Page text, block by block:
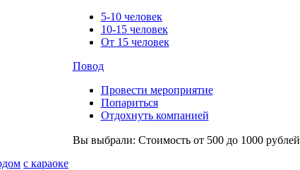
5-10 человек
10-15 человек
От 15 человек
Повод
Провести мероприятие
Попариться
Отдохнуть компанией
Вы выбрали: Стоимость от 500 до 1000 рублей
с караоке